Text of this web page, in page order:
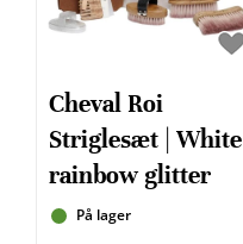
Cheval Roi
Striglesæt | White
rainbow glitter
På lager